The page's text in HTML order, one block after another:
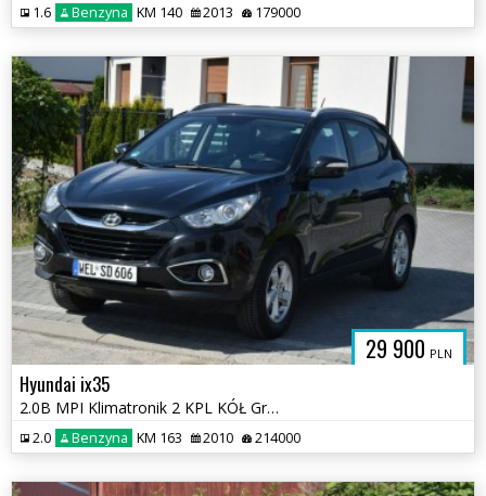
1.6 Benzyna KM 140 2013 179000
29 900 PLN
Hyundai ix35
2.0B MPI Klimatronik 2 KPL KÓŁ Grzane Fotele Sprowadzony
2.0 Benzyna KM 163 2010 214000